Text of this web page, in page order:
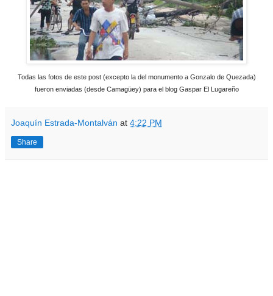
Todas las fotos de este post (excepto la del monumento a Gonzalo de Quezada)
fueron enviadas (desde Camagüey) para el blog Gaspar El Lugareño
Joaquín Estrada-Montalván at 4:22 PM
Share